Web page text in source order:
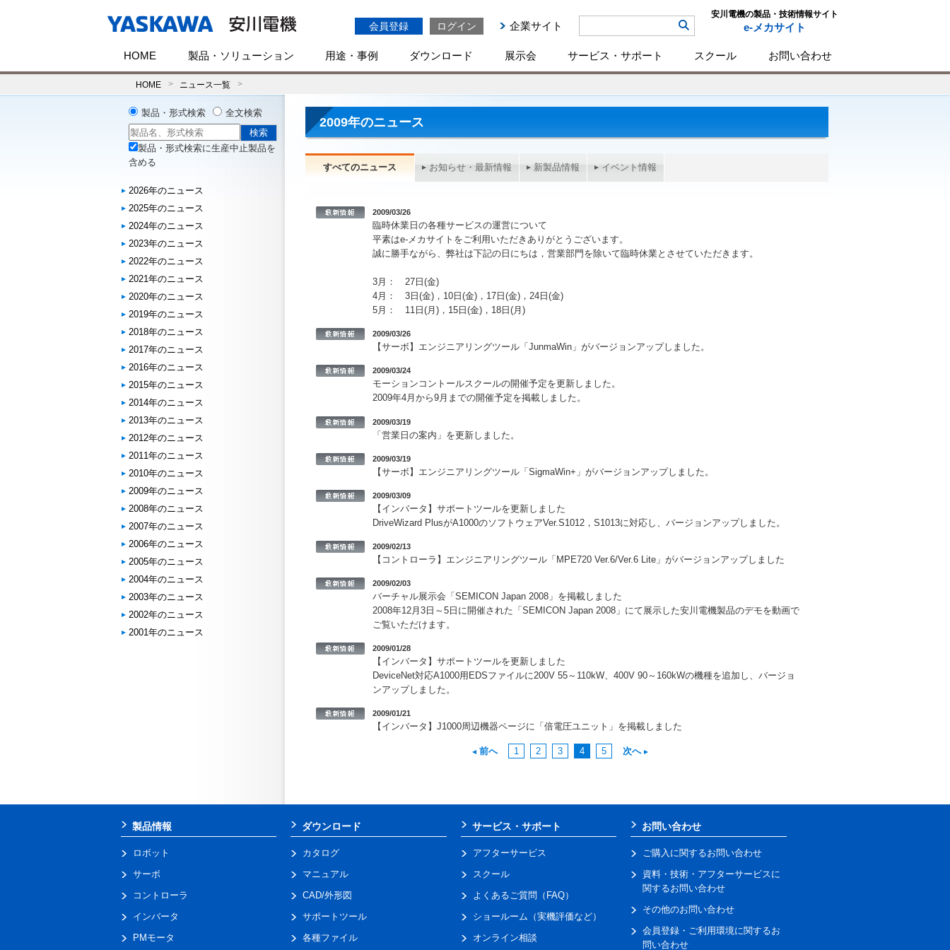
会員登録 ログイン 企業サイト
安川電機の製品・技術情報サイト
e-メカサイト
HOME 製品・ソリューション 用途・事例 ダウンロード 展示会 サービス・サポート スクール お問い合わせ
HOME ニュース一覧
2009年のニュース
すべてのニュース お知らせ・最新情報 新製品情報 イベント情報
2009/03/26
臨時休業日の各種サービスの運営について
平素はe-メカサイトをご利用いただきありがとうございます。
誠に勝手ながら、弊社は下記の日にちは，営業部門を除いて臨時休業とさせていただきます。
3月： 27日(金)
4月： 3日(金)，10日(金)，17日(金)，24日(金)
5月： 11日(月)，15日(金)，18日(月)
2009/03/26
【サーボ】エンジニアリングツール「JunmaWin」がバージョンアップしました。
2009/03/24
モーションコントールスクールの開催予定を更新しました。
2009年4月から9月までの開催予定を掲載しました。
2009/03/19
「営業日の案内」を更新しました。
2009/03/19
【サーボ】エンジニアリングツール「SigmaWin+」がバージョンアップしました。
2009/03/09
【インバータ】サポートツールを更新しました
DriveWizard PlusがA1000のソフトウェアVer.S1012，S1013に対応し、バージョンアップしました。
2009/02/13
【コントローラ】エンジニアリングツール「MPE720 Ver.6/Ver.6 Lite」がバージョンアップしました
2009/02/03
バーチャル展示会「SEMICON Japan 2008」を掲載しました
2008年12月3日～5日に開催された「SEMICON Japan 2008」にて展示した安川電機製品のデモを動画で
ご覧いただけます。
2009/01/28
【インバータ】サポートツールを更新しました
DeviceNet対応A1000用EDSファイルに200V 55～110kW、400V 90～160kWの機種を追加し、バージョ
ンアップしました。
2009/01/21
【インバータ】J1000周辺機器ページに「倍電圧ユニット」を掲載しました
前へ 1 2 3 4 5 次へ
製品・形式検索 全文検索
製品・形式検索に生産中止製品を
含める
2026年のニュース
2025年のニュース
2024年のニュース
2023年のニュース
2022年のニュース
2021年のニュース
2020年のニュース
2019年のニュース
2018年のニュース
2017年のニュース
2016年のニュース
2015年のニュース
2014年のニュース
2013年のニュース
2012年のニュース
2011年のニュース
2010年のニュース
2009年のニュース
2008年のニュース
2007年のニュース
2006年のニュース
2005年のニュース
2004年のニュース
2003年のニュース
2002年のニュース
2001年のニュース
製品情報
ロボット
サーボ
コントローラ
インバータ
PMモータ
ダウンロード
カタログ
マニュアル
CAD/外形図
サポートツール
各種ファイル
サービス・サポート
アフターサービス
スクール
よくあるご質問（FAQ）
ショールーム（実機評価など）
オンライン相談
お問い合わせ
ご購入に関するお問い合わせ
資料・技術・アフターサービスに
関するお問い合わせ
その他のお問い合わせ
会員登録・ご利用環境に関するお
問い合わせ